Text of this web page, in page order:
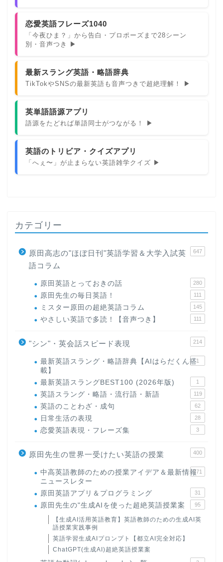
恋愛英語フレーズ1040
「今夜ひま？」から告白・プロポーズまで28シーン
別・音声つき ▶
最新スラング英語・略語辞典
TikTokやSNSの最新英語も音声つきで超絶理解！ ▶
英単語語源アプリ
語源をたどれば単語同士がつながる！ ▶
英語のトリビア・クイズアプリ
「へぇ〜」が止まらない英語雑学クイズ ▶
カテゴリー
原田高志の"ほぼ日刊"英語学習＆大学入試英
語コラム
647
原田英語とっておきの話 280
原田先生の毎日英語！ 111
ミスター原田の超絶英語コラム 145
やさしい英語で多読！【音声つき】 111
"シン"・英会話スピード表現 214
最新英語スラング・略語辞典【AIはらだくん搭
載】
1
最新英語スラングBEST100 (2026年版) 1
英語スラング・略語・流行語・新語 119
英語のことわざ・成句 62
日常生活の表現 28
恋愛英語表現・フレーズ集 3
原田先生の世界一受けたい英語の授業 400
中高英語教師のための授業アイデア＆最新情報
ニュースレター
171
原田英語アプリ＆プログラミング 31
原田先生の"生成AIを使った超絶英語授業案 95
【生成AI活用英語教育】英語教師のための生成AI英
語授業実践事例
英語学習生成AIプロンプト【都立AI完全対応】
ChatGPT(生成AI)超絶英語授業案